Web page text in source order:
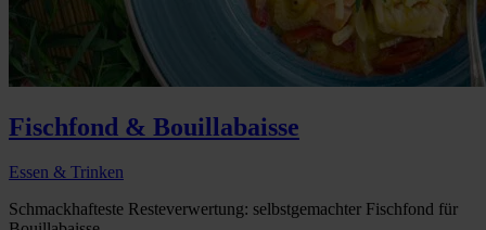
Fischfond & Bouillabaisse
Essen & Trinken
Schmackhafteste Resteverwertung: selbstgemachter Fischfond für